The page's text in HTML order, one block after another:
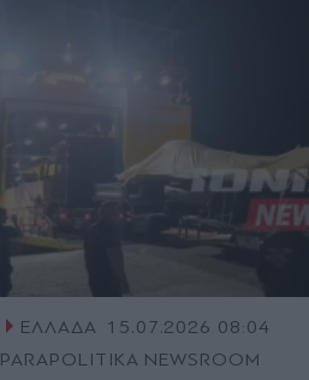
ΕΛΛΑΔΑ 15.07.2026 08:04
PARAPOLITIKA NEWSROOM